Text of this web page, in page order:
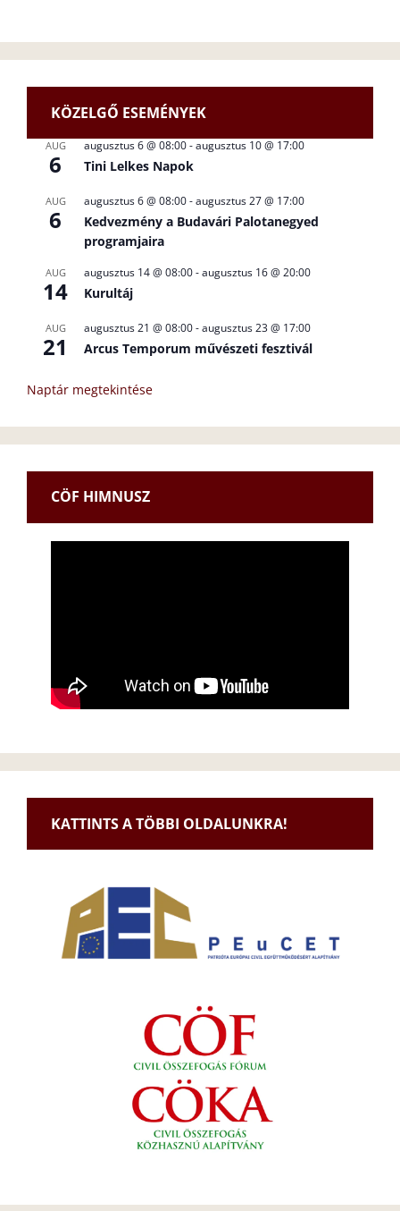
KÖZELGŐ ESEMÉNYEK
AUG
6
augusztus 6 @ 08:00-augusztus 10 @ 17:00
Tini Lelkes Napok
AUG
6
augusztus 6 @ 08:00-augusztus 27 @ 17:00
Kedvezmény a Budavári Palotanegyed
programjaira
AUG
14
augusztus 14 @ 08:00-augusztus 16 @ 20:00
Kurultáj
AUG
21
augusztus 21 @ 08:00-augusztus 23 @ 17:00
Arcus Temporum művészeti fesztivál
Naptár megtekintése
CÖF HIMNUSZ
KATTINTS A TÖBBI OLDALUNKRA!